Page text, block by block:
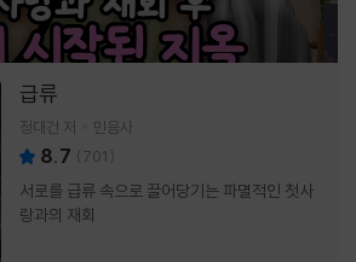
급류
정대건 저 민음사
8.7 (701 )
서로를 급류 속으로 끌어당기는 파멸적인 첫사
랑과의 재회